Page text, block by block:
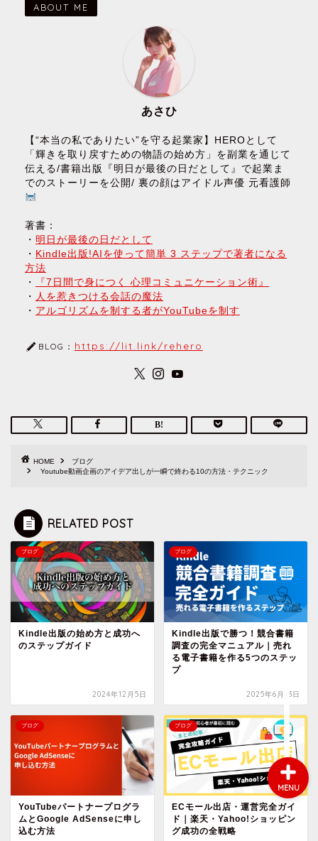
ABOUT ME
あさひ
【“本当の私でありたい”を守る起業家】HEROとして
「輝きを取り戻すための物語の始め方」を副業を通じて
伝える/書籍出版『明日が最後の日だとして』で起業ま
でのストーリーを公開/ 裏の顔はアイドル声優 元看護師
著書：
・ 明日が最後の日だとして
・ Kindle出版!AIを使って簡単 3 ステップで著者になる
方法
・
『7日間で身につく 心理コミュニケーション術』
・ 人を惹きつける会話の魔法
・ アルゴリズムを制する者がYouTubeを制す
BLOG： https://lit.link/rehero
HOME
ブログ
Youtube動画企画のアイデア出しが一瞬で終わる10の方法・テクニック
RELATED POST
ブログ
Kindle出版の始め方と成功へ
のステップガイド
2024年12月5日
ブログ
Kindle出版で勝つ！競合書籍
調査の完全マニュアル｜売れ
る電子書籍を作る5つのステッ
プ
2025年6月13日
ブログ
YouTubeパートナープログラ
ムとGoogle AdSenseに申し
込む方法
ブログ
ECモール出店・運営完全ガイ
ド｜楽天・Yahoo!ショッピン
グ成功の全戦略
MENU
会社概要
サービス
採用情報
お問い合わせ